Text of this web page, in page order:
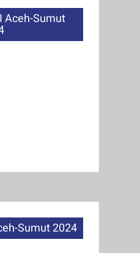
Aceh-Sumut
Sumut 2024